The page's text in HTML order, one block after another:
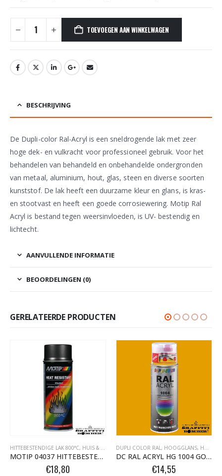
TOEVOEGEN AAN WINKELWAGEN
BESCHRIJVING
De Dupli-color Ral-Acryl is een sneldrogende lak met zeer
hoge dek- en vulkracht voor professioneel gebruik. Voor het
behandelen van behandeld en onbehandelde ondergronden
van metaal, aluminium, hout, glas, steen en diverse soorten
kunststof. De lak heeft een duurzame kleur en glans, is kras-
en stootvast en heeft een goede corrosiewering. Motip Ral
Acryl is bestand tegen weersinvloeden, is UV- bestendig en
lichtecht.
AANVULLENDE INFORMATIE
BEOORDELINGEN (0)
GERELATEERDE PRODUCTEN
,MOTIP HITTEBESTENDIGE LAK 800°C BOMBER.NL,MOTIP SPUITBUSSEN
HITTEBESTENDIGE LAK 800°C, HUIS & HOBBY, RAL , MOTIP HITTEBESTENDIGE LAK 800°C
MOTIP 04037 HITTEBESTENDIGE LAK 800°C 400ML ANTRACIET
€18,80
DUPLI COLOR RAL , HOOGGLANS, HUIS & HOBBY, RAL
DC RAL ACRYL HG 1004 GOUD-GEEL 400 ML
€14,55